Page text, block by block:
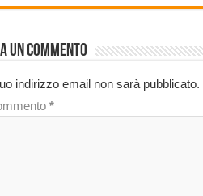
un commento
indirizzo email non sarà pubblicato.
*